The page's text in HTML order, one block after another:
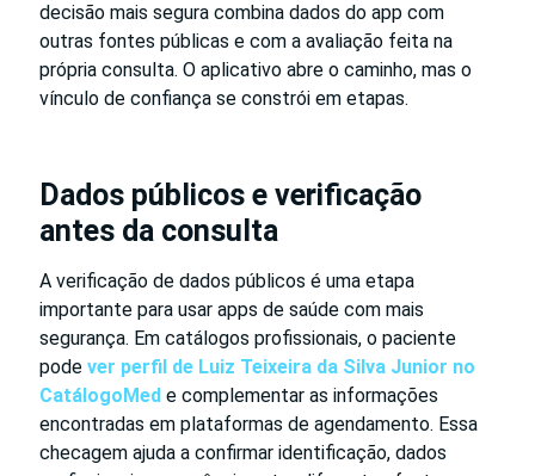
decisão mais segura combina dados do app com
outras fontes públicas e com a avaliação feita na
própria consulta. O aplicativo abre o caminho, mas o
vínculo de confiança se constrói em etapas.
Dados públicos e verificação
antes da consulta
A verificação de dados públicos é uma etapa
importante para usar apps de saúde com mais
segurança. Em catálogos profissionais, o paciente
pode ver perfil de Luiz Teixeira da Silva Junior no
CatálogoMed e complementar as informações
encontradas em plataformas de agendamento. Essa
checagem ajuda a confirmar identificação, dados